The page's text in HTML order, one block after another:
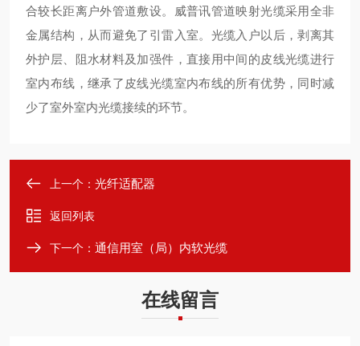
合较长距离户外管道敷设。威普讯管道映射光缆采用全非
金属结构，从而避免了引雷入室。光缆入户以后，剥离其
外护层、阻水材料及加强件，直接用中间的皮线光缆进行
室内布线，继承了皮线光缆室内布线的所有优势，同时减
少了室外室内光缆接续的环节。
上一个： 光纤适配器
返回列表
下一个： 通信用室（局）内软光缆
在线留言